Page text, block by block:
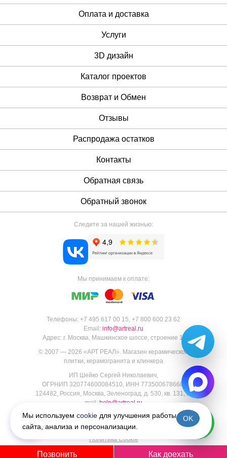
Оплата и доставка
Услуги
3D дизайн
Каталог проектов
Возврат и Обмен
Отзывы
Распродажа остатков
Контакты
Обратная связь
Обратный звонок
Телефоны: +7 495 617 00 15, +7 800 600 23 62
Email: info@artreal.ru
Адрес: г. Москва, Машкинское шоссе, строение 1.
© 2007 — 2026 «АРТ РЕАЛ ». Магазин керамической
плитки, керамогранита и клинкера
ИП Шейко Сергей Николаевич,
ОГРНИП 320774600084510, ИНН 773500678668,
124482, Россия, Москва, Зеленоград, д. 530, кв. 131, e-
mail: help@artreal.ru
Пользовательское соглашение
Политика конфиденциальности
Согласие на обработку персональных данных
Политика Cookie
Следите за нашей жизнью:
Мы принимаем к оплате:
Позвонить Как доехать
Мы используем cookie для улучшения работы
сайта, анализа и персонализации.
OK